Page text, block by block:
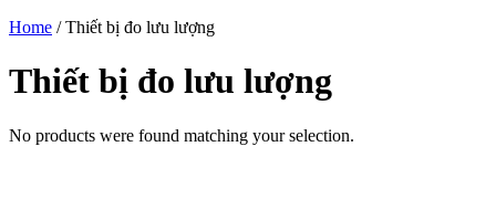
Home / Thiết bị đo lưu lượng
Thiết bị đo lưu lượng
No products were found matching your selection.